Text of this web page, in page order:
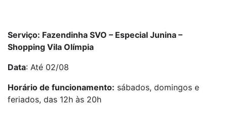
Serviço: Fazendinha SVO – Especial Junina –
Shopping Vila Olímpia
Data: Até 02/08
Horário de funcionamento: sábados, domingos e
feriados, das 12h às 20h